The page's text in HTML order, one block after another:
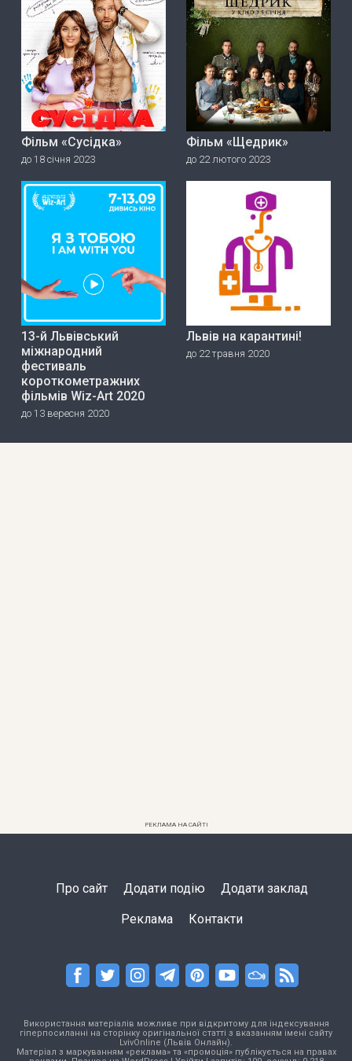
Фільм «Сусідка»
до 18 січня 2023
Фільм «Щедрик»
до 22 лютого 2023
13-й Львівський
міжнародний
фестиваль
короткометражних
фільмів Wiz-Art 2020
до 13 вересня 2020
Львів на карантині!
до 22 травня 2020
РЕКЛАМА НА САЙТІ
Про сайт Додати подію Додати заклад
Реклама Контакти
Використання матеріалів можливе при відкритому для індексування
гіперпосиланні на сторінку оригінальної статті з вказанням імені сайту
LvivOnline (Львів Онлайн).
Матеріал з маркуванням «реклама» та «промоція» публікується на правах